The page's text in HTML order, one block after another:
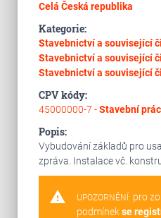
Celá Česká republika
Kategorie:
Stavebnictví a související
Stavebnictví a související
Stavebnictví a související
CPV kódy:
45000000-7 -Stavební
Popis:
Vybudování základů pro
zpráva. Instalace vč.
warning UPOZORNĚNÍ: pro
podmínekse